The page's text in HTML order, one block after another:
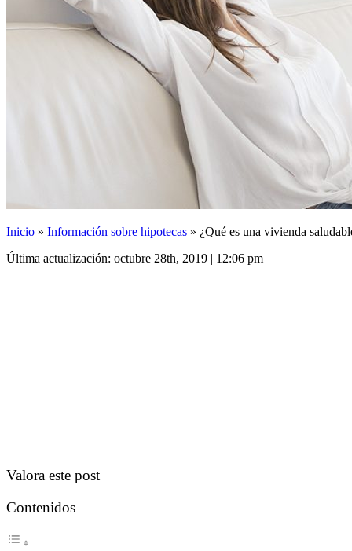
Inicio » Información sobre hipotecas » ¿Qué es una vivienda
Última actualización: octubre 28th, 2019 | 12:06 pm
Valora este post
Contenidos